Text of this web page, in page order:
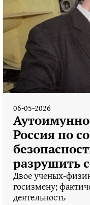
06-05-2026
Россия по
разрушить
Двое ученых-
госизмену;
деятельность